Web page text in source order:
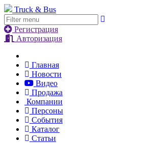
Truck & Bus
Регистрация
Авторизация
Главная
Новости
Видео
Продажа
Компании
Персоны
События
Каталог
Статьи